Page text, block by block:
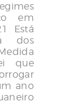
em
Está
dos
que
ano